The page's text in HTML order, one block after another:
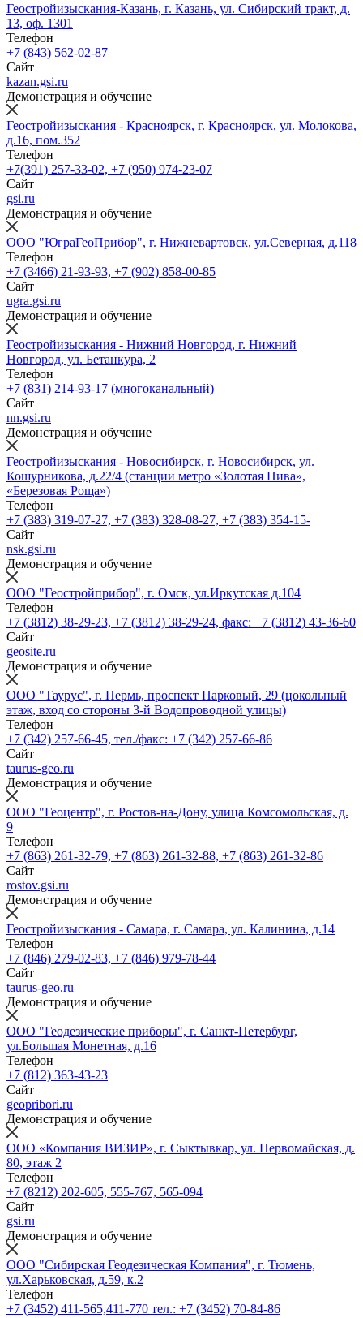
Геостройизыскания-Казань, г. Казань, ул. Сибирский тракт, д.
13, оф. 1301
Телефон
+7 (843) 562-02-87
Сайт
kazan.gsi.ru
Демонстрация и обучение
Геостройизыскания - Красноярск, г. Красноярск, ул. Молокова,
д.16, пом.352
Телефон
+7(391) 257-33-02, +7 (950) 974-23-07
Сайт
gsi.ru
Демонстрация и обучение
ООО "ЮграГеоПрибор", г. Нижневартовск, ул.Северная, д.118
Телефон
+7 (3466) 21-93-93, +7 (902) 858-00-85
Сайт
ugra.gsi.ru
Демонстрация и обучение
Геостройизыскания - Нижний Новгород, г. Нижний
Новгород, ул. Бетанкура, 2
Телефон
+7 (831) 214-93-17 (многоканальный)
Сайт
nn.gsi.ru
Демонстрация и обучение
Геостройизыскания - Новосибирск, г. Новосибирск, ул.
Кошурникова, д.22/4 (станции метро «Золотая Нива»,
«Березовая Роща»)
Телефон
+7 (383) 319-07-27, +7 (383) 328-08-27, +7 (383) 354-15-
Сайт
nsk.gsi.ru
Демонстрация и обучение
ООО "Геостройприбор", г. Омск, ул.Иркутская д.104
Телефон
+7 (3812) 38-29-23, +7 (3812) 38-29-24, факс: +7 (3812) 43-36-60
Сайт
geosite.ru
Демонстрация и обучение
ООО "Таурус", г. Пермь, проспект Парковый, 29 (цокольный
этаж, вход со стороны 3-й Водопроводной улицы)
Телефон
+7 (342) 257-66-45, тел./факс: +7 (342) 257-66-86
Сайт
taurus-geo.ru
Демонстрация и обучение
ООО "Геоцентр", г. Ростов-на-Дону, улица Комсомольская, д.
9
Телефон
+7 (863) 261-32-79, +7 (863) 261-32-88, +7 (863) 261-32-86
Сайт
rostov.gsi.ru
Демонстрация и обучение
Геостройизыскания - Самара, г. Самара, ул. Калинина, д.14
Телефон
+7 (846) 279-02-83, +7 (846) 979-78-44
Сайт
taurus-geo.ru
Демонстрация и обучение
ООО "Геодезические приборы", г. Санкт-Петербург,
ул.Большая Монетная, д.16
Телефон
+7 (812) 363-43-23
Сайт
geopribori.ru
Демонстрация и обучение
ООО «Компания ВИЗИР», г. Сыктывкар, ул. Первомайская, д.
80, этаж 2
Телефон
+7 (8212) 202-605, 555-767, 565-094
Сайт
gsi.ru
Демонстрация и обучение
ООО "Сибирская Геодезическая Компания", г. Тюмень,
ул.Харьковская, д.59, к.2
Телефон
+7 (3452) 411-565,411-770 тел.: +7 (3452) 70-84-86